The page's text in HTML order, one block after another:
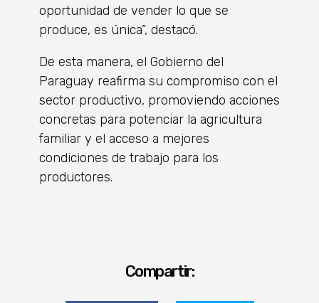
oportunidad de vender lo que se
produce, es única”, destacó.
De esta manera, el Gobierno del
Paraguay reafirma su compromiso con el
sector productivo, promoviendo acciones
concretas para potenciar la agricultura
familiar y el acceso a mejores
condiciones de trabajo para los
productores.
Compartir: